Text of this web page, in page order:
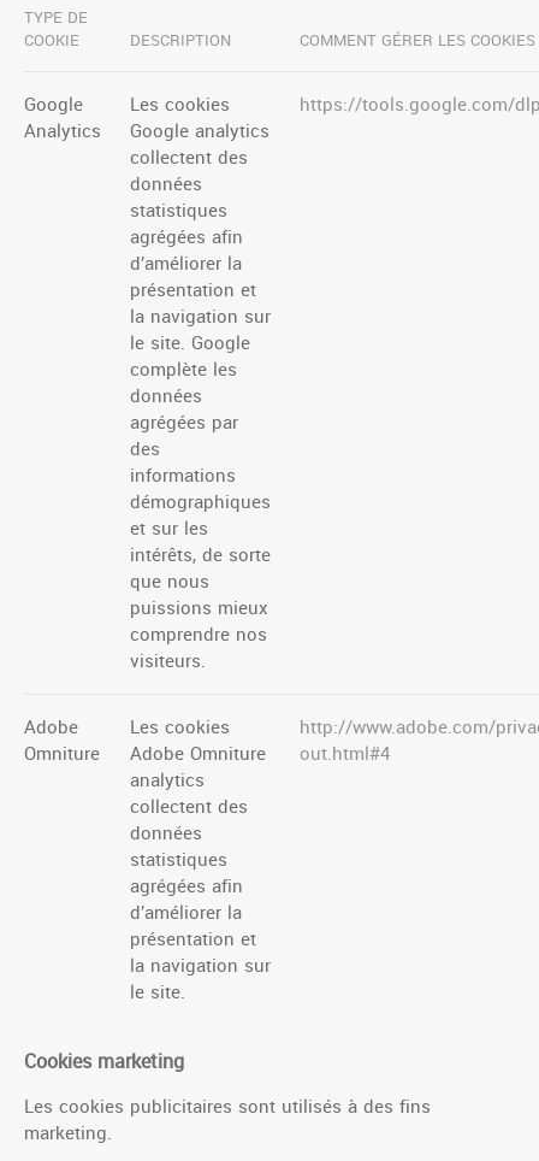
TYPE DE
COOKIE DESCRIPTION COMMENT GÉRER LES COOKIES
Google
Analytics
Les cookies
Google analytics
collectent des
données
statistiques
agrégées afin
d’améliorer la
présentation et
la navigation sur
le site. Google
complète les
données
agrégées par
des
informations
démographiques
et sur les
intérêts, de sorte
que nous
puissions mieux
comprendre nos
visiteurs.
https://tools.google.com/
Adobe
Omniture
Les cookies
Adobe Omniture
analytics
collectent des
données
statistiques
agrégées afin
d’améliorer la
présentation et
la navigation sur
le site.
http://www.adobe.com/
out.html#4
Cookies marketing
Les cookies publicitaires sont utilisés à des fins
marketing.